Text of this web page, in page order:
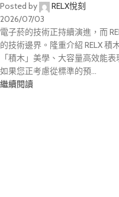
Posted by
RELX悅刻
2026/07/03
電子菸的技術正持續演進，而
的技術邊界。隆重介紹 RELX
「積木」美學、大容量高效能
如果您正考慮從標準的預...
繼續閱讀